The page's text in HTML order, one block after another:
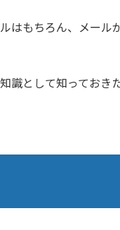
はもちろん、メール
識として知っておき